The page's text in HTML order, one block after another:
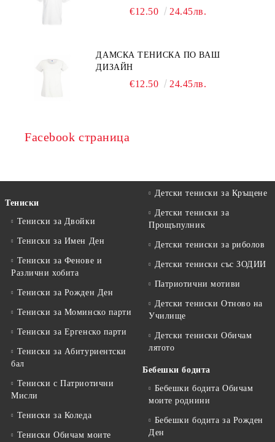
€12.50 24.45лв.
ДАМСКА ТЕНИСКА ПО ВАШ
ДИЗАЙН
€12.50 24.45лв.
Facebook страница
Тениски
Тениски за Двойки
Тениски за Имен Ден
Тениски за Фенове и
Различни хобита
Тениски за Рожден Ден
Тениски за Mоминско парти
Тениски за Eргенско парти
Тениски за Aбитуриентски
бал
Тениски с Патриотични
Мисли
Тениски за Коледа
Тениски Обичам моите
Детски тениски за Кръщене
Детски тениски за
Прощъпулник
Детски тениски за риболов
Детски тениски със ЗОДИИ
Патриотични мотиви
Детски тениски Отново на
Училище
Детски тениски Обичам
лятото
Бебешки бодита
Бебешки бодита Обичам
моите роднини
Бебешки бодита за Рожден
Ден